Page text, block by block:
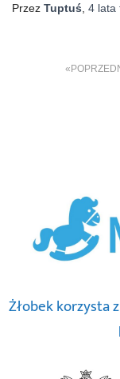
Przez Tuptuś 4 lata
Żłobek korzysta